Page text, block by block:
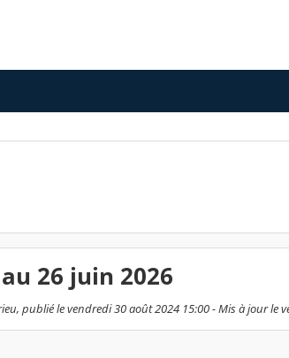
26 juin 2026
publié le vendredi 30 août 2024 15:00 - Mis à jour le